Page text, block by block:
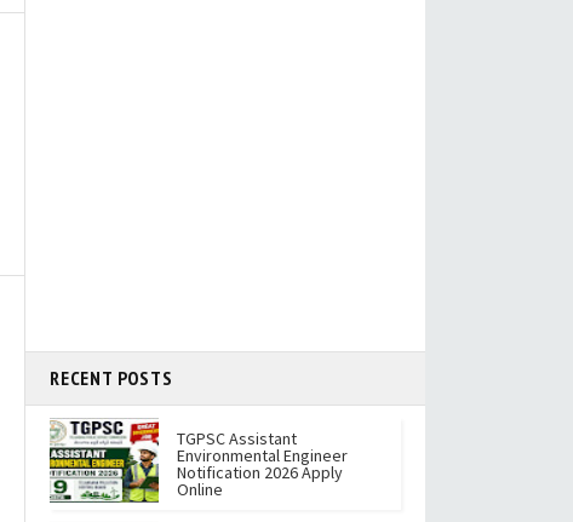
RECENT POSTS
TGPSC Assistant
Environmental Engineer
Notification 2026 Apply
Online